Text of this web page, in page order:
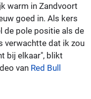
warm in Zandvoort
goed in. Als kers
de pole positie als de
verwachtte dat ik zou
bij elkaar", blikt
van Red Bull